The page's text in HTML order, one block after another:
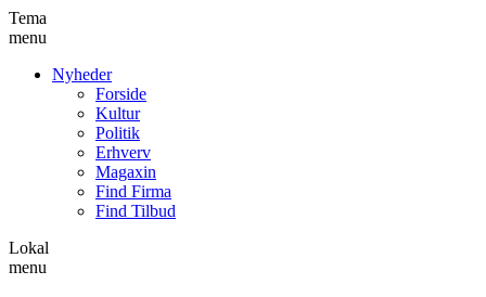
Tema
menu
Nyheder
Forside
Kultur
Politik
Erhverv
Magaxin
Find Firma
Find Tilbud
Lokal
menu